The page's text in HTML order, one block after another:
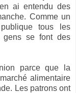
ai entendu des
Comme un
tous les
gens se font des
parce que la
alimentaire
Les patrons ont